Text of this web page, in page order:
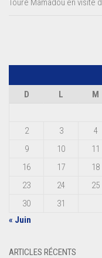
Touré Mamadou en visite
D
L M
2
3 4
9
10 11
16
17 18
23
24 25
30
31
« Juin
ARTICLES RÉCENTS